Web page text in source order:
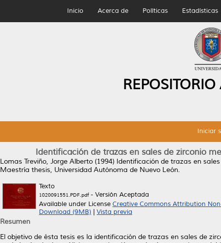
Inicio Acerca de Políticas Estadísticas
Iniciar
Identificación de trazas en sales de zirconio
Lomas Treviño, Jorge Alberto (1994) Identificación de trazas en
Maestría thesis, Universidad Autónoma de Nuevo León.
Texto
1020091551.PDF.pdf- Versión Aceptada
Available under License Creative Commons Attribution
Download (9MB)
Vista previa
Resumen
El objetivo de ésta tesis es la identificación de trazas en sales de